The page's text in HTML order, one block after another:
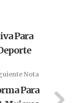
Para
Nota
Para